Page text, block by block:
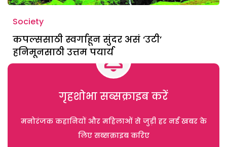
Society
कपल्ससाठी स्वर्गाहून सुंदर असं ‘उटी’
हनिमूनसाठी उत्तम पयार्य
गृहशोभा सब्सक्राइब करें
मनोरंजक कहानियों और महिलाओं से जुड़ी हर नई खबर के
लिए सब्सक्राइब करिए